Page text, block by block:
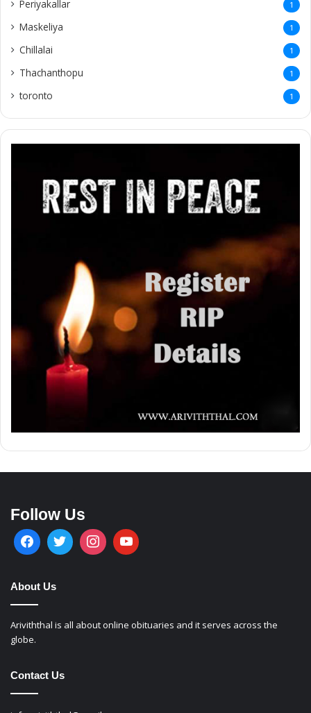
Periyakallar 1
Maskeliya 1
Chillalai 1
Thachanthopu 1
toronto 1
Follow Us
About Us
Ariviththal is all about online obituaries and it serves across the
globe.
Contact Us